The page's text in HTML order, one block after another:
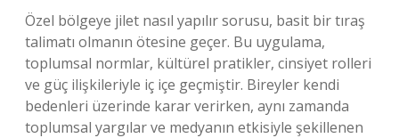
Özel bölgeye jilet nasıl yapılır sorusu, basit bir tıraş
talimatı olmanın ötesine geçer. Bu uygulama,
toplumsal normlar, kültürel pratikler, cinsiyet rolleri
ve güç ilişkileriyle iç içe geçmiştir. Bireyler kendi
bedenleri üzerinde karar verirken, aynı zamanda
toplumsal yargılar ve medyanın etkisiyle şekillenen